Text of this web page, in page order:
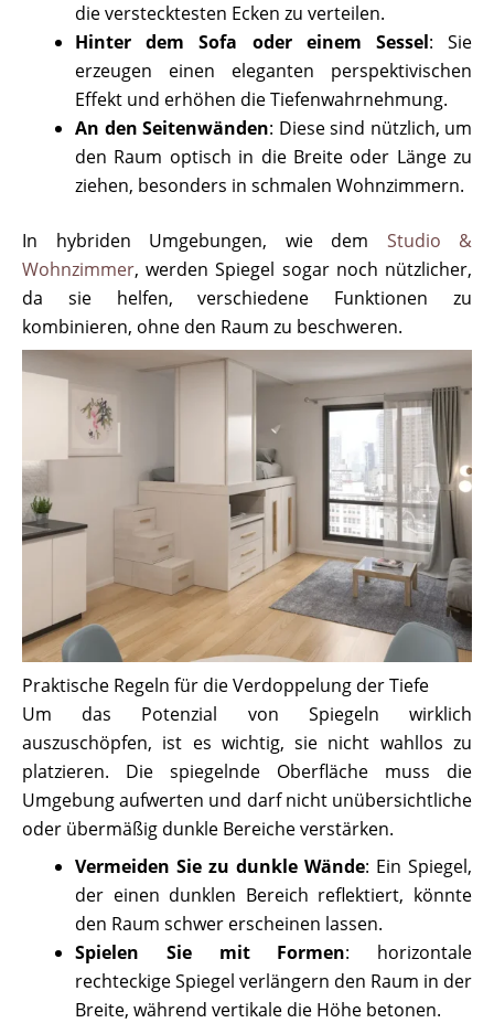
die verstecktesten Ecken zu verteilen.
Hinter dem Sofa oder einem Sessel: Sie
erzeugen einen eleganten perspektivischen
Effekt und erhöhen die Tiefenwahrnehmung.
An den Seitenwänden: Diese sind nützlich, um
den Raum optisch in die Breite oder Länge zu
ziehen, besonders in schmalen Wohnzimmern.
In hybriden Umgebungen, wie dem Studio &
Wohnzimmer, werden Spiegel sogar noch nützlicher,
da sie helfen, verschiedene Funktionen zu
kombinieren, ohne den Raum zu beschweren.
Praktische Regeln für die Verdoppelung der Tiefe
Um das Potenzial von Spiegeln wirklich
auszuschöpfen, ist es wichtig, sie nicht wahllos zu
platzieren. Die spiegelnde Oberfläche muss die
Umgebung aufwerten und darf nicht unübersichtliche
oder übermäßig dunkle Bereiche verstärken.
Vermeiden Sie zu dunkle Wände: Ein Spiegel,
der einen dunklen Bereich reflektiert, könnte
den Raum schwer erscheinen lassen.
Spielen Sie mit Formen: horizontale
rechteckige Spiegel verlängern den Raum in der
Breite, während vertikale die Höhe betonen.